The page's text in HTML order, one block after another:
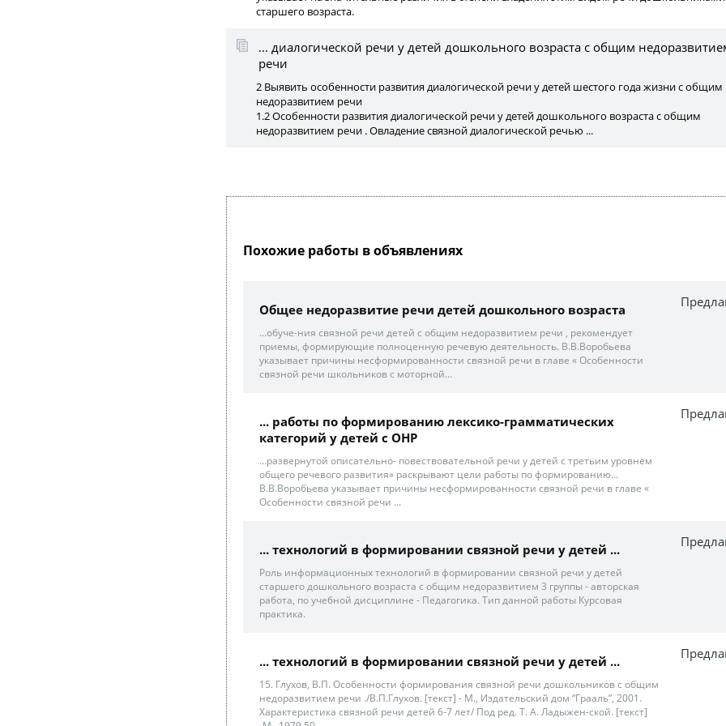
старшего возраста.
... диалогической речи у детей дошкольного возраста с общим
речи
2 Выявить особенности развития диалогической речи у детей шестого года жизни с общим
недоразвитием речи
1.2 Особенности развития диалогической речи у детей дошкольного возраста с общим
недоразвитием речи . Овладение связной диалогической речью ...
Похожие работы в объявлениях
Общее недоразвитие речи детей дошкольного возраста
...обуче-ния связной речи детей с общим недоразвитием речи , рекомендует
приемы, формирующие полноценную речевую деятельность. В.В.Воробьева
указывает причины несформированности связной речи в главе « Особенности
связной речи школьников с моторной...
... работы по формированию лексико-грамматических
категорий у детей с ОНР
...развернутой описательно- повествовательной речи у детей с третьим уровнем
общего речевого развития» раскрывают цели работы по формированию...
В.В.Воробьева указывает причины несформированности связной речи в главе «
Особенности связной речи ...
... технологий в формировании связной речи у детей ...
Роль информационных технологий в формировании связной речи у детей
старшего дошкольного возраста с общим недоразвитием 3 группы - авторская
работа, по учебной дисциплине - Педагогика. Тип данной работы Курсовая
практика.
... технологий в формировании связной речи у детей ...
15. Глухов, В.П. Особенности формирования связной речи дошкольников с общим
недоразвитием речи ./В.П.Глухов. [текст] - М., Издательский дом “Грааль”, 2001.
Характеристика связной речи детей 6-7 лет/ Под ред. Т. А. Ладыжен-ской. [текст]